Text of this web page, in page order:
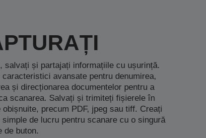
salvați și partajați informațiile cu ușurință.
avansate pentru denumirea,
și direcționarea documentelor pentru a
scanarea. Salvați și trimiteți fișierele în
obișnuite, precum PDF, jpeg sau tiff. Creați
simple de lucru pentru scanare cu o singură
de buton.